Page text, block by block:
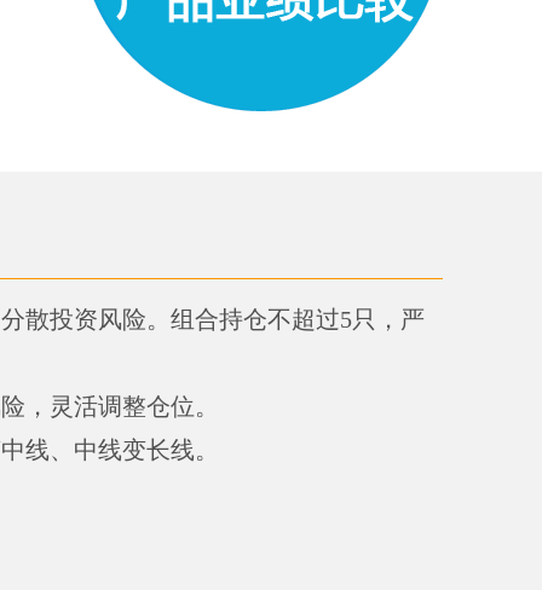
散投资风险。组合持仓不超过5只，严
，灵活调整仓位。
线、中线变长线。